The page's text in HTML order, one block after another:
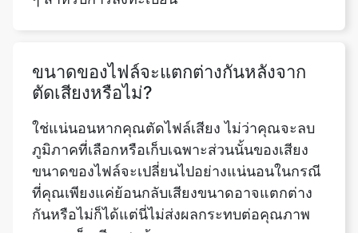
ภูมิภาคที่เลือกหรือเก็บเฉพาะส่วนนั้นของเสียง
ขนาดของไฟล์จะเปลี่ยนไปอย่างแน่นอนในกรณี
ที่คุณเพียงแค่ย้อนกลับเสียงขนาดอาจแตกต่าง
กันหรือไม่ก็ได้แต่นี่ไม่ส่งผลกระทบต่อคุณภาพ
ของแทร็กเสียงสุดท้าย